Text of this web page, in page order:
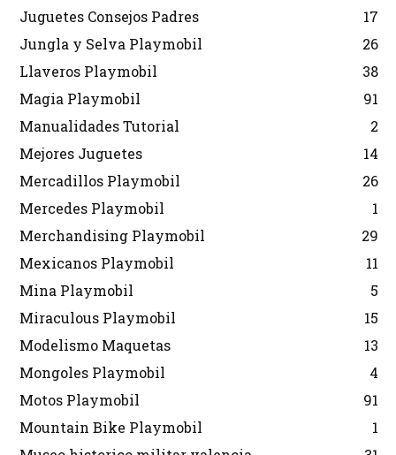
Juguetes Consejos Padres
17
Jungla y Selva Playmobil
26
Llaveros Playmobil
38
Magia Playmobil
91
Manualidades Tutorial
2
Mejores Juguetes
14
Mercadillos Playmobil
26
Mercedes Playmobil
1
Merchandising Playmobil
29
Mexicanos Playmobil
11
Mina Playmobil
5
Miraculous Playmobil
15
Modelismo Maquetas
13
Mongoles Playmobil
4
Motos Playmobil
91
Mountain Bike Playmobil
1